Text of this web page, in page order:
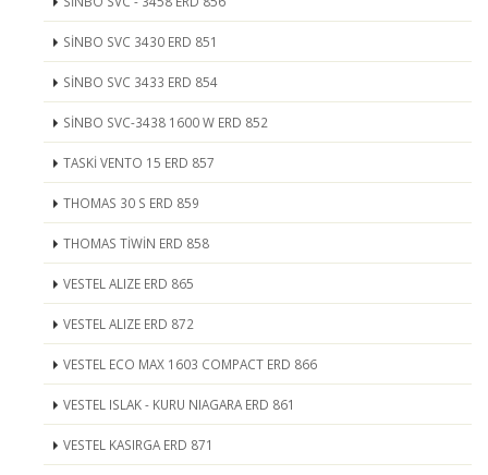
SİNBO SVC 3430 ERD 851
SİNBO SVC 3433 ERD 854
SİNBO SVC-3438 1600 W ERD 852
TASKİ VENTO 15 ERD 857
THOMAS 30 S ERD 859
THOMAS TİWİN ERD 858
VESTEL ALIZE ERD 865
VESTEL ALIZE ERD 872
VESTEL ECO MAX 1603 COMPACT ERD 866
VESTEL ISLAK - KURU NIAGARA ERD 861
VESTEL KASIRGA ERD 871